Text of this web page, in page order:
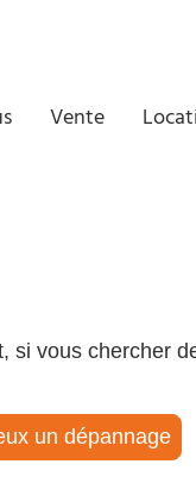
Vente
si vous chercher
un dépannage